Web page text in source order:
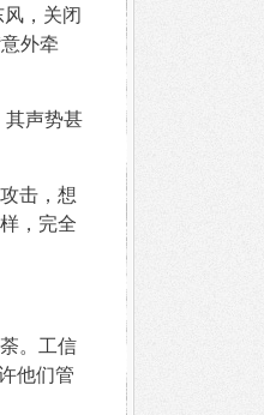
，关闭
外牵
声势甚
击，想
，完全
。工信
他们管